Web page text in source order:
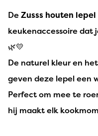
De Zusss houten lepel
keukenaccessoire
🌿💛
De naturel kleur en
geven deze lepel een
Perfect om mee te
hij maakt elk